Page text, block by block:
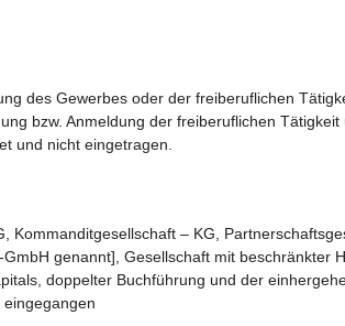
des Gewerbes oder der freiberuflichen
bzw. Anmeldung der freiberuflichen Tätigkeit
und nicht eingetragen.
Kommanditgesellschaft – KG,
genannt], Gesellschaft mit beschränkter
doppelter Buchführung und der